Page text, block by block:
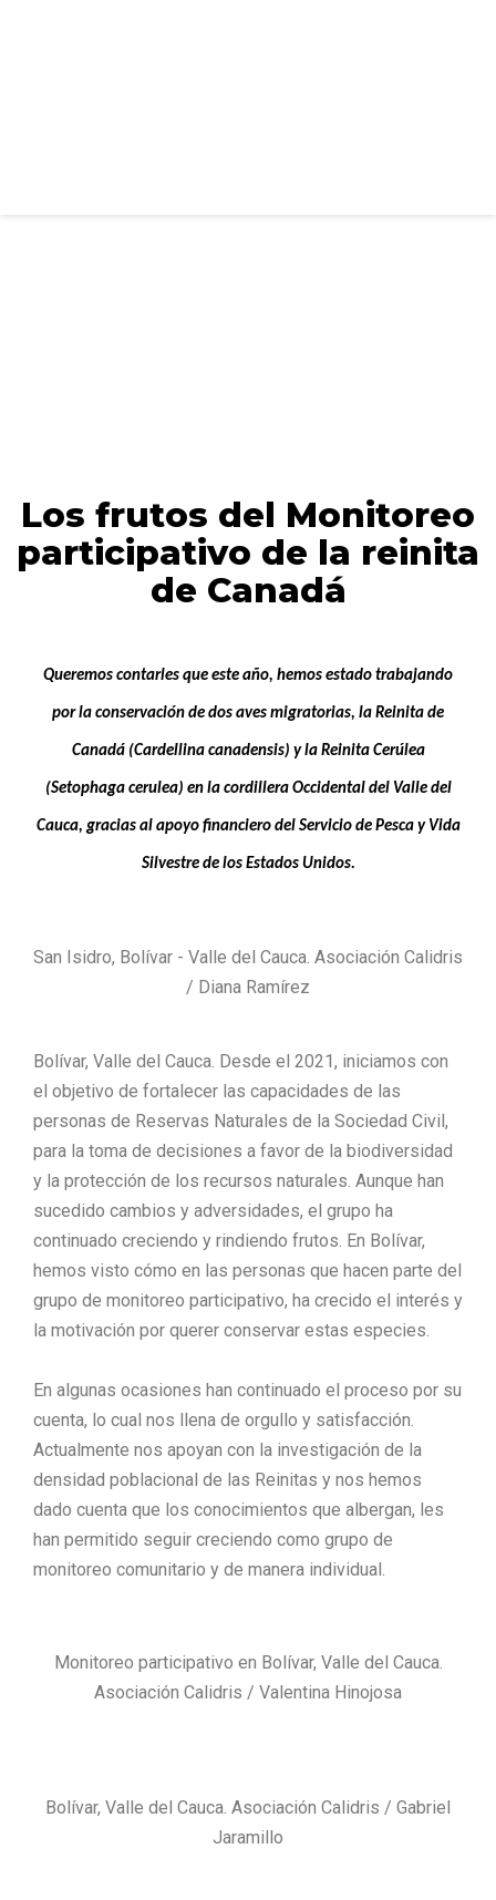
Los frutos del Monitoreo
participativo de la reinita
de Canadá
Queremos contarles que este año, hemos estado trabajando
por la conservación de dos aves migratorias, la Reinita de
Canadá (Cardellina canadensis) y la Reinita Cerúlea
(Setophaga cerulea) en la cordillera Occidental del Valle del
Cauca, gracias al apoyo financiero del Servicio de Pesca y Vida
Silvestre de los Estados Unidos.
San Isidro, Bolívar - Valle del Cauca. Asociación Calidris
/ Diana Ramírez
Bolívar, Valle del Cauca. Desde el 2021, iniciamos con
el objetivo de fortalecer las capacidades de las
personas de Reservas Naturales de la Sociedad Civil,
para la toma de decisiones a favor de la biodiversidad
y la protección de los recursos naturales. Aunque han
sucedido cambios y adversidades, el grupo ha
continuado creciendo y rindiendo frutos. En Bolívar,
hemos visto cómo en las personas que hacen parte del
grupo de monitoreo participativo, ha crecido el interés y
la motivación por querer conservar estas especies.
En algunas ocasiones han continuado el proceso por su
cuenta, lo cual nos llena de orgullo y satisfacción.
Actualmente nos apoyan con la investigación de la
densidad poblacional de las Reinitas y nos hemos
dado cuenta que los conocimientos que albergan, les
han permitido seguir creciendo como grupo de
monitoreo comunitario y de manera individual.
Monitoreo participativo en Bolívar, Valle del Cauca.
Asociación Calidris / Valentina Hinojosa
Bolívar, Valle del Cauca. Asociación Calidris / Gabriel
Jaramillo